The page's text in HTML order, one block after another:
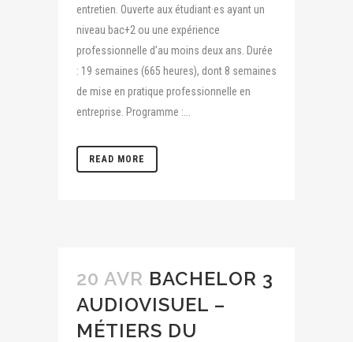
entretien. Ouverte aux étudiant·es ayant un
niveau bac+2 ou une expérience
professionnelle d’au moins deux ans. Durée
: 19 semaines (665 heures), dont 8 semaines
de mise en pratique professionnelle en
entreprise. Programme :...
READ MORE
20 AVR BACHELOR 3
AUDIOVISUEL –
MÉTIERS DU